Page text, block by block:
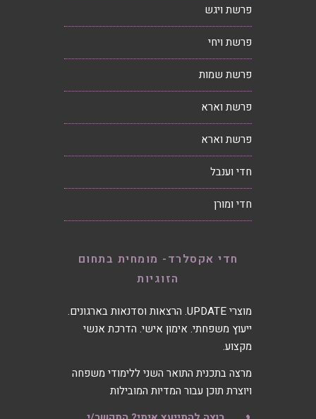
פרשת ויגש
פרשת ויחי
פרשת שמות
פרשת וארא
פרשת וארא
חדי וענבל
חדי ומורן
חדי אקסלרד- מומחית בתחום
הזוגיות
מוצרי UPDATE. הרצאות וסדנאות בארגונים.
ייעוץ משפחתי. אימון אישי. הדרכת אנשי
מקצוע.
מרצה בתכנית התואר השני ללימודי משפחה
ויוצרת תוכן עבור המדיות המובילות